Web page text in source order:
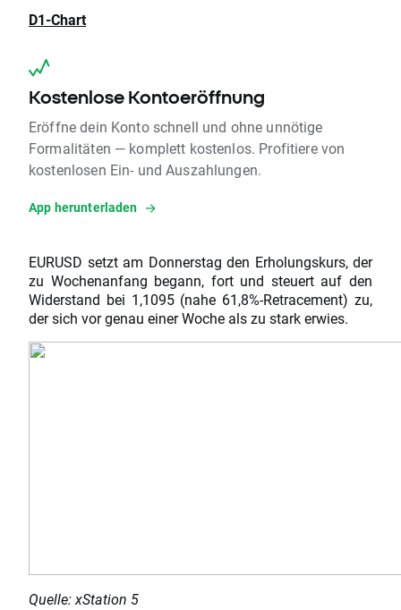
D1-Chart
Kostenlose Kontoeröffnung
Eröffne dein Konto schnell und ohne unnötige
Formalitäten — komplett kostenlos. Profitiere von
kostenlosen Ein- und Auszahlungen.
App herunterladen
EURUSD setzt am Donnerstag den Erholungskurs, der
zu Wochenanfang begann, fort und steuert auf den
Widerstand bei 1,1095 (nahe 61,8%-Retracement) zu,
der sich vor genau einer Woche als zu stark erwies.
Quelle: xStation 5